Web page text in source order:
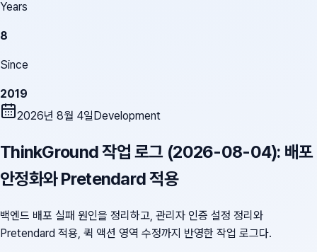
Years
8
Since
2019
2026년 8월 4일Development
ThinkGround 작업 로그 (2026-08-04): 배포
안정화와 Pretendard 적용
백엔드 배포 실패 원인을 정리하고, 관리자 인증 설정 정리와
Pretendard 적용, 퀵 액션 영역 수정까지 반영한 작업 로그다.